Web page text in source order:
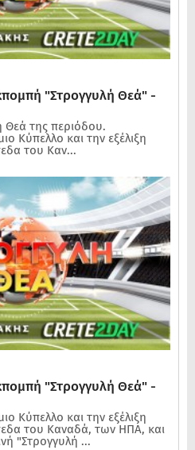
"Στρογγυλή Θεά" -
Θεά της περιόδου.
Κύπελλο και την εξέλιξη
του Καν...
"Στρογγυλή Θεά" -
Κύπελλο και την εξέλιξη
του Καναδά, των ΗΠΑ, και
"Στρογγυλή ...